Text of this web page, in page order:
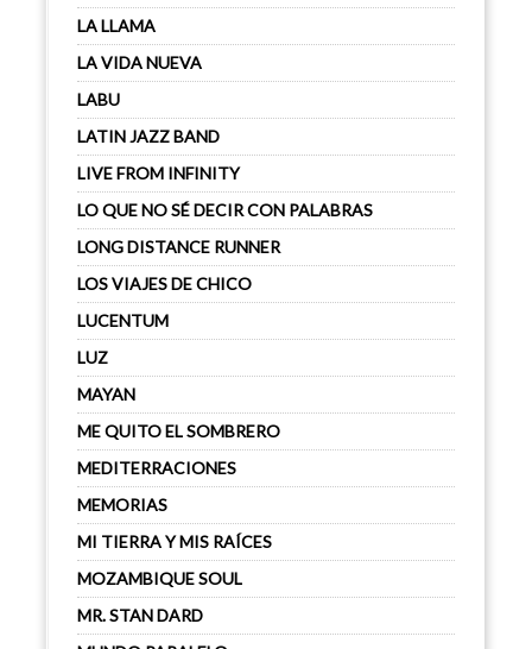
LA LLAMA
LA VIDA NUEVA
LABU
LATIN JAZZ BAND
LIVE FROM INFINITY
LO QUE NO SÉ DECIR CON PALABRAS
LONG DISTANCE RUNNER
LOS VIAJES DE CHICO
LUCENTUM
LUZ
MAYAN
ME QUITO EL SOMBRERO
MEDITERRACIONES
MEMORIAS
MI TIERRA Y MIS RAÍCES
MOZAMBIQUE SOUL
MR. STAN DARD